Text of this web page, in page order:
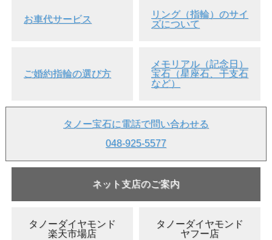
お車代サービス
リング（指輪）のサイ
ズについて
ご婚約指輪の選び方
メモリアル（記念日）
宝石（星座石、干支石
など）
タノー宝石に電話で問い合わせる
048-925-5577
ネット支店のご案内
タノーダイヤモンド
楽天市場店
タノーダイヤモンド
ヤフー店